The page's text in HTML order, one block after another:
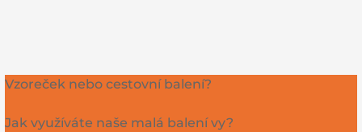
Vzoreček nebo cestovní balení?
Jak využíváte naše malá balení vy?